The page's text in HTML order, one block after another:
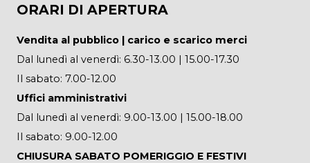
ORARI DI APERTURA
Vendita al pubblico | carico e scarico merci
Dal lunedì al venerdì: 6.30-13.00 | 15.00-17.30
Il sabato: 7.00-12.00
Uffici amministrativi
Dal lunedì al venerdì: 9.00-13.00 | 15.00-18.00
Il sabato: 9.00-12.00
CHIUSURA SABATO POMERIGGIO E FESTIVI